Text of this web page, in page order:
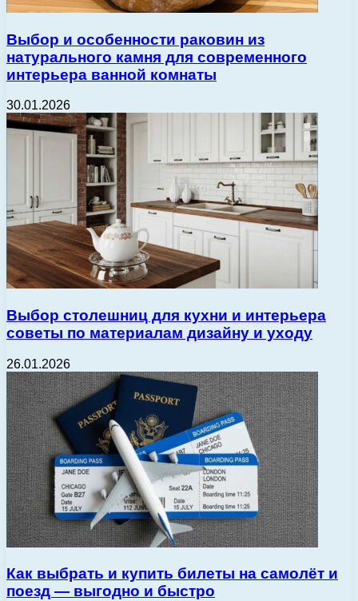
Выбор и особенности раковин из
натурального камня для современного
интерьера ванной комнаты
30.01.2026
Выбор столешниц для кухни и интерьера
советы по материалам дизайну и уходу
26.01.2026
Как выбрать и купить билеты на самолёт и
поезд — выгодно и быстро